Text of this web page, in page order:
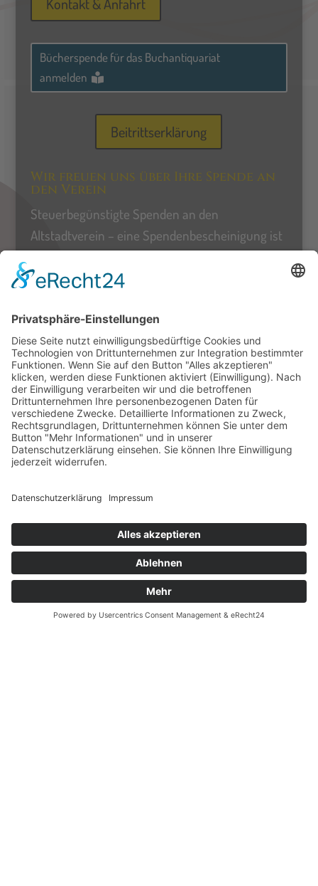
Bücherspende für das Buchantiquariat
anmelden
Beitrittserklärung
Wir freuen uns über Ihre Spende an
den Verein
Steuerbegünstigte Spenden an den
Altstadtverein – eine Spendenbescheinigung ist
selbstverständlich.
SPENDENKONTO:
Volksbank Alzey-Worms
IBAN:
DE06 5509 1200 0000 6508 03
BIC: GENODE61AZY
Veranstaltungen Projekte Menschen Pläne - unser
Newsletter ist immer einen Schritt voraus